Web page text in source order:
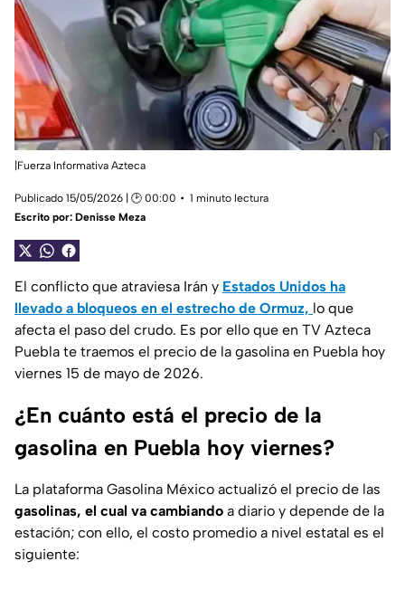
|Fuerza Informativa Azteca
Publicado 15/05/2026 | 🕑 00:00
1 minuto lectura
Escrito por: Denisse Meza
El conflicto que atraviesa Irán y Estados Unidos ha
llevado a bloqueos en el estrecho de Ormuz, lo que
afecta el paso del crudo. Es por ello que en TV Azteca
Puebla te traemos el precio de la gasolina en Puebla hoy
viernes 15 de mayo de 2026.
¿En cuánto está el precio de la
gasolina en Puebla hoy viernes?
La plataforma Gasolina México actualizó el precio de las
gasolinas, el cual va cambiando a diario y depende de la
estación; con ello, el costo promedio a nivel estatal es el
siguiente: